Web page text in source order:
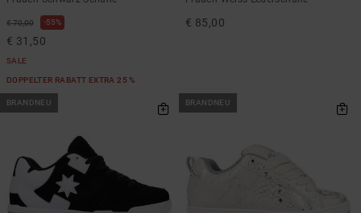
€ 70,00 55%
€ 31,50
SALE
DOPPELTER RABATT EXTRA 25 %
€ 85,00
BRANDNEU BRANDNEU